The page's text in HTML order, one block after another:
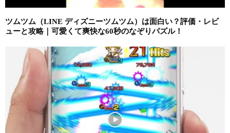
ツムツム（LINE ディズニーツムツム）は面白い？評価・レビ
ューと攻略｜可愛くて爽快な60秒のなぞりパズル！